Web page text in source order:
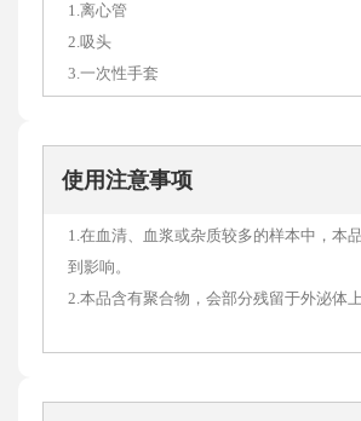
1.离心管
2.吸头
3.一次性手套
使用注意事项
1.在血清、血浆或杂质较多的样本中，本
到影响。
2.本品含有聚合物，会部分残留于外泌体上